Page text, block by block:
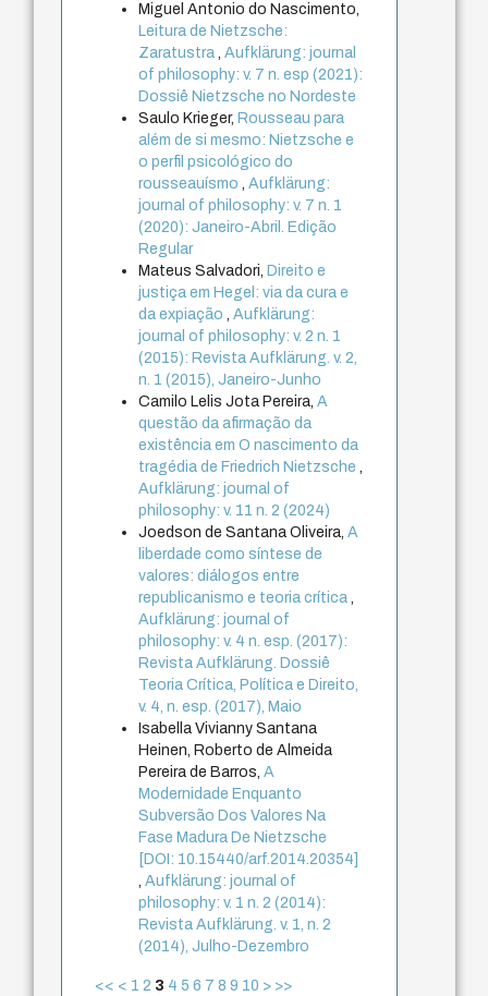
Miguel Antonio do Nascimento,
Leitura de Nietzsche:
Zaratustra,Aufklärung: journal
of philosophy: v. 7 n. esp (2021):
Dossiê Nietzsche no Nordeste
Saulo Krieger, Rousseau para
além de si mesmo: Nietzsche e
o perfil psicológico do
rousseauísmo,Aufklärung:
journal of philosophy: v. 7 n. 1
(2020): Janeiro-Abril. Edição
Regular
Mateus Salvadori, Direito e
justiça em Hegel: via da cura e
da expiação,Aufklärung:
journal of philosophy: v. 2 n. 1
(2015): Revista Aufklärung. v. 2,
n. 1 (2015), Janeiro-Junho
Camilo Lelis Jota Pereira,A
questão da afirmação da
existência em O nascimento da
tragédia de Friedrich Nietzsche,
Aufklärung: journal of
philosophy: v. 11 n. 2 (2024)
Joedson de Santana Oliveira,A
liberdade como síntese de
valores: diálogos entre
republicanismo e teoria crítica,
Aufklärung: journal of
philosophy: v. 4 n. esp. (2017):
Revista Aufklärung. Dossiê
Teoria Crítica, Política e Direito,
v. 4, n. esp. (2017), Maio
Isabella Vivianny Santana
Heinen, Roberto de Almeida
Pereira de Barros,A
Modernidade Enquanto
Subversão Dos Valores Na
Fase Madura De Nietzsche
[DOI: 10.15440/arf.2014.20354]
,Aufklärung: journal of
philosophy: v. 1 n. 2 (2014):
Revista Aufklärung. v. 1, n. 2
(2014), Julho-Dezembro
<< < 1 2 3 4 5 6 7 8 9 10 > >>